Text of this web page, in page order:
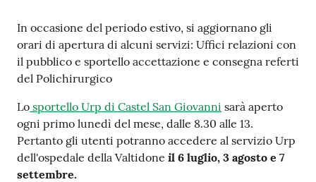
Studiare
a
Piacenza
Costruiamo
Salute
In occasione del periodo estivo, si aggiornano gli
orari di apertura di alcuni servizi: Uffici relazioni con
il pubblico e sportello accettazione e consegna referti
del Polichirurgico
Lo sportello Urp di Castel San Giovanni sarà aperto
ogni primo lunedì del mese, dalle 8.30 alle 13.
Pertanto gli utenti potranno accedere al servizio Urp
dell'ospedale della Valtidone il 6 luglio, 3 agosto e 7
settembre.